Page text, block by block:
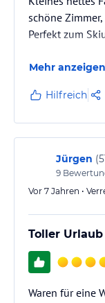
schöne
Perfekt zum
Mehr anzeigen
Hilfreich
Jürgen (
9
Vor 7 Jahren •
Toller
Waren für eine